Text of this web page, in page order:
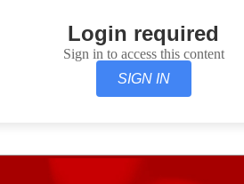
Login required
Sign in to access this content
SIGN IN